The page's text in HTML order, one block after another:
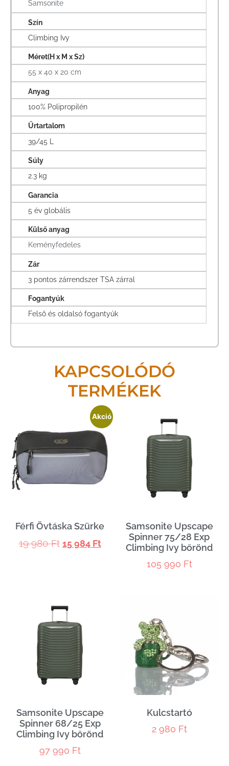
Samsonite
Szín
Climbing Ivy
Méret(H x M x Sz)
55 x 40 x 20 cm
Anyag
100% Polipropilén
Űrtartalom
39/45 L
Súly
2.3 kg
Garancia
5 év globális
Külső anyag
Keményfedeles
Zár
3 pontos zárrendszer TSA zárral
Fogantyúk
Felső és oldalsó fogantyúk
KAPCSOLÓDÓ
TERMÉKEK
Akció
Férfi Övtáska Szürke
19 980Ft 15 984 Ft
Samsonite Upscape
Spinner 75/28 Exp
Climbing Ivy bőrönd
105 990 Ft
Samsonite Upscape
Spinner 68/25 Exp
Climbing Ivy bőrönd
97 990 Ft
Kulcstartó
2 980 Ft